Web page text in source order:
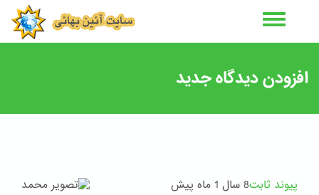
افزودن دیدگاه جدید
پیوند ثابت8 سال 1 ماه پیش